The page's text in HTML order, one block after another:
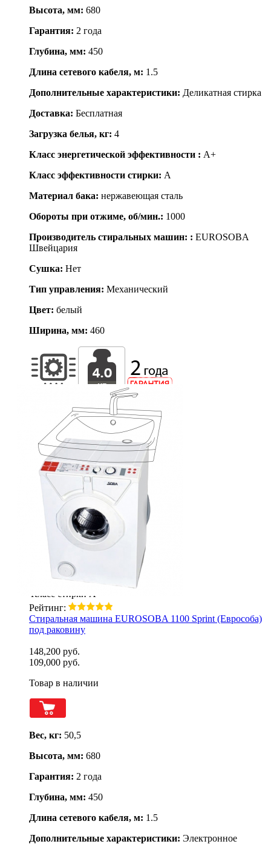
Высота, мм: 680
Гарантия: 2 года
Глубина, мм: 450
Длина сетевого кабеля, м: 1.5
Дополнительные характеристики: Деликатная стирка
Доставка: Бесплатная
Загрузка белья, кг: 4
Класс энергетической эффективности : A+
Класс эффективности стирки: A
Материал бака: нержавеющая сталь
Обороты при отжиме, об/мин.: 1000
Производитель стиральных машин: : EUROSOBA
Швейцария
Сушка: Нет
Тип управления: Механический
Цвет: белый
Ширина, мм: 460
Загрузка
Класс стирки А
Рейтинг:
Стиральная машина EUROSOBA 1100 Sprint (Еврособа)
под раковину
148,200 руб.
109,000 руб.
Товар в наличии
Вес, кг: 50,5
Высота, мм: 680
Гарантия: 2 года
Глубина, мм: 450
Длина сетевого кабеля, м: 1.5
Дополнительные характеристики: Электронное